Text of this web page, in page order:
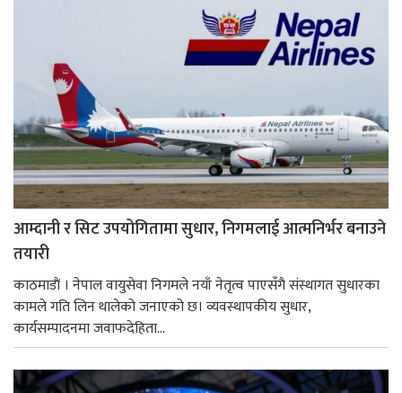
आम्दानी र सिट उपयोगितामा सुधार, निगमलाई आत्मनिर्भर बनाउने
तयारी
काठमाडाैं । नेपाल वायुसेवा निगमले नयाँ नेतृत्व पाएसँगै संस्थागत सुधारका
कामले गति लिन थालेको जनाएको छ। व्यवस्थापकीय सुधार,
कार्यसम्पादनमा जवाफदेहिता...